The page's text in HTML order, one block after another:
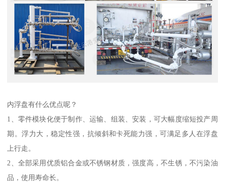
内浮盘有什么优点呢？
1、零件模块化便于制作、运输、组装、安装，可大幅度缩短投产周
期。浮力大，稳定性强，抗倾斜和卡死能力强，可满足多人在浮盘
上行走。
2、全部采用优质铝合金或不锈钢材质，强度高，不生锈，不污染油
品，使用寿命长。